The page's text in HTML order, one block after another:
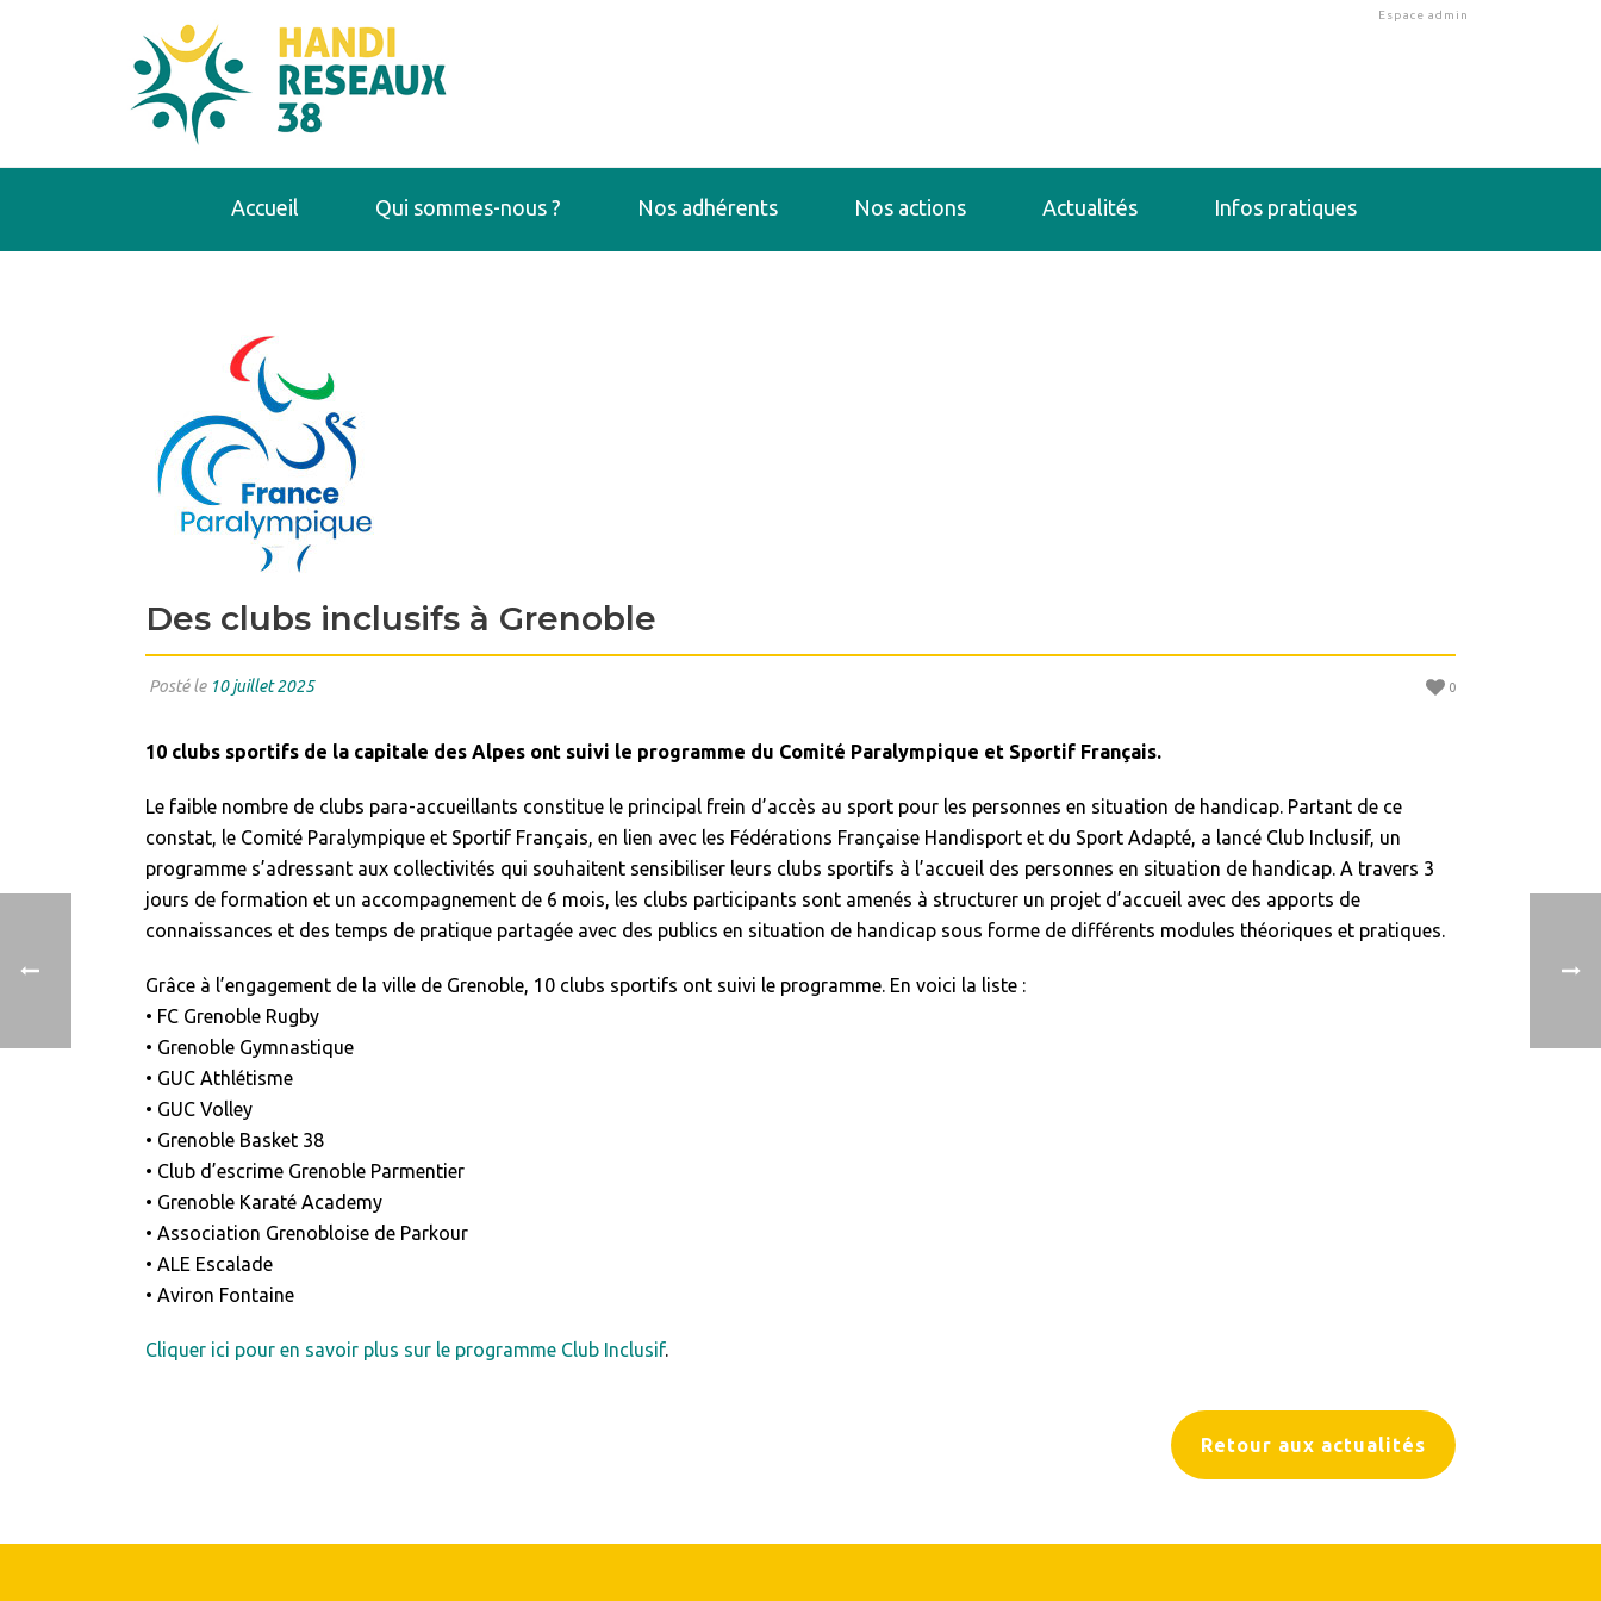
Espace admin
Accueil Qui sommes-nous ? Nos adhérents Nos actions Actualités Infos pratiques
Des clubs inclusifs à Grenoble
Posté le 10 juillet 2025 0
Retour aux actualités
10 clubs sportifs de la capitale des Alpes ont suivi le programme du Comité Paralympique et Sportif Français.
Le faible nombre de clubs para-accueillants constitue le principal frein d’accès au sport pour les personnes en situation de handicap. Partant de ce
constat, le Comité Paralympique et Sportif Français, en lien avec les Fédérations Française Handisport et du Sport Adapté, a lancé Club Inclusif, un
programme s’adressant aux collectivités qui souhaitent sensibiliser leurs clubs sportifs à l’accueil des personnes en situation de handicap. A travers 3
jours de formation et un accompagnement de 6 mois, les clubs participants sont amenés à structurer un projet d’accueil avec des apports de
connaissances et des temps de pratique partagée avec des publics en situation de handicap sous forme de différents modules théoriques et pratiques.
Grâce à l’engagement de la ville de Grenoble, 10 clubs sportifs ont suivi le programme. En voici la liste :
• FC Grenoble Rugby
• Grenoble Gymnastique
• GUC Athlétisme
• GUC Volley
• Grenoble Basket 38
• Club d’escrime Grenoble Parmentier
• Grenoble Karaté Academy
• Association Grenobloise de Parkour
• ALE Escalade
• Aviron Fontaine
Cliquer ici pour en savoir plus sur le programme Club Inclusif.